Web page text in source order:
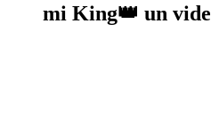
mi King👑 un